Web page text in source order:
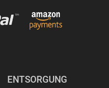
ENTSORGUNG